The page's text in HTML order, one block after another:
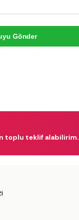
Gönder
toplu teklif alabilirim.